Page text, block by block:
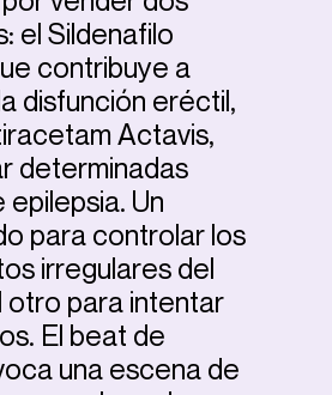
el Sildenafilo
contribuye a
disfunción eréctil,
Actavis,
determinadas
Un
para controlar los
irregulares del
otro para intentar
El beat de
una escena de